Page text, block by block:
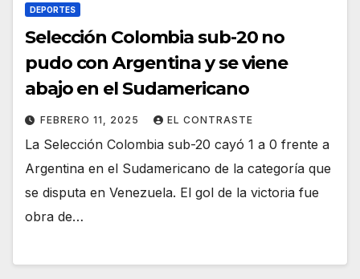
DEPORTES
Selección Colombia sub-20 no
pudo con Argentina y se viene
abajo en el Sudamericano
FEBRERO 11, 2025 EL CONTRASTE
La Selección Colombia sub-20 cayó 1 a 0 frente a
Argentina en el Sudamericano de la categoría que
se disputa en Venezuela. El gol de la victoria fue
obra de…